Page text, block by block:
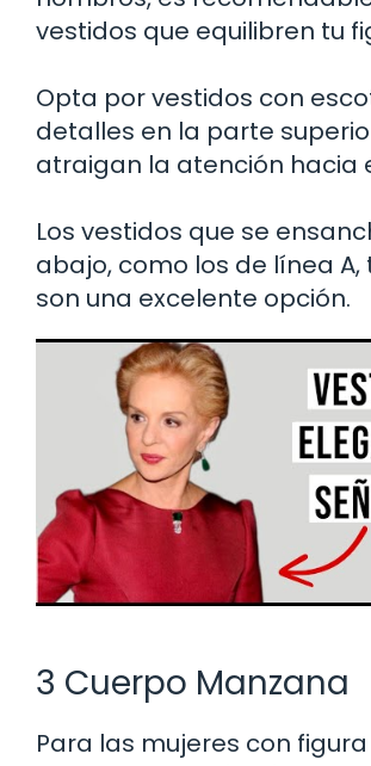
vestidos que equilibren tu
Opta por vestidos con
detalles en la parte
atraigan la atención hacia
Los vestidos que se
abajo, como los de línea
son una excelente opción.
3 Cuerpo Manzana
Para las mujeres con